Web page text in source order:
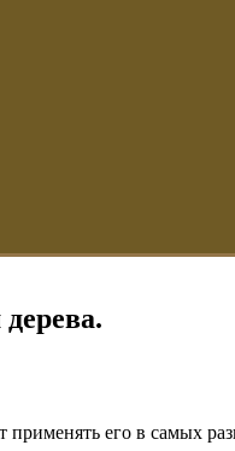
применять его в самых